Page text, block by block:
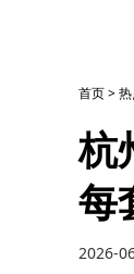
首页>
杭
每
2026-